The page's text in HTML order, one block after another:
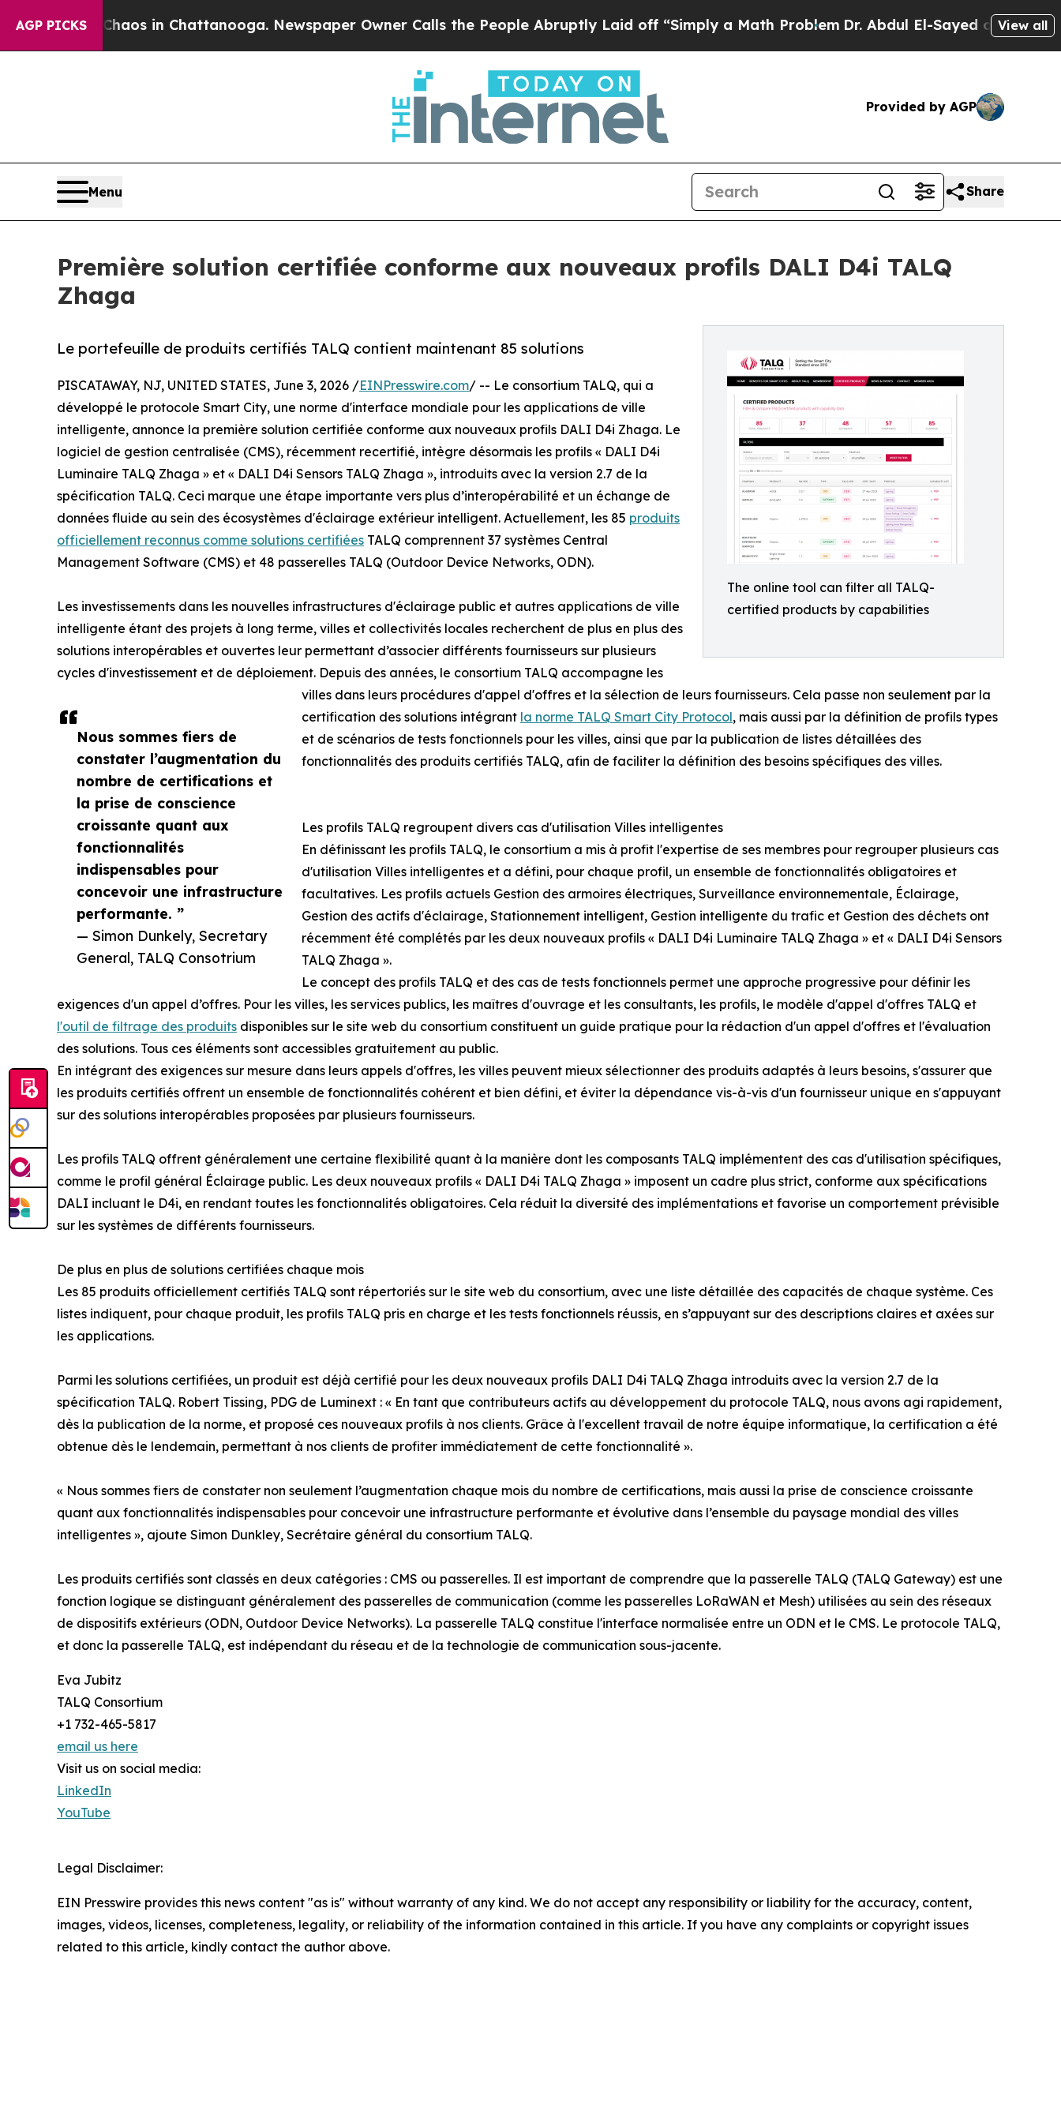
AGP PICKS
Chaos in Chattanooga. Newspaper Owner Calls the People Abruptly Laid off “Simply a Math Problem Dr. Abdul El-Sayed on HistoricView all
Provided by AGP
Menu Share
Première solution certifiée conforme aux nouveaux profils DALI D4i TALQ
Zhaga
The online tool can filter all TALQ-
certified products by capabilities
Le portefeuille de produits certifiés TALQ contient maintenant 85 solutions
Nous sommes fiers de
constater l’augmentation du
nombre de certifications et
la prise de conscience
croissante quant aux
fonctionnalités
indispensables pour
concevoir une infrastructure
performante. ”
— Simon Dunkely, Secretary
General, TALQ Consotrium
PISCATAWAY, NJ, UNITED STATES, June 3, 2026 /EINPresswire.com/ -- Le consortium TALQ, qui a
développé le protocole Smart City, une norme d'interface mondiale pour les applications de ville
intelligente, annonce la première solution certifiée conforme aux nouveaux profils DALI D4i Zhaga. Le
logiciel de gestion centralisée (CMS), récemment recertifié, intègre désormais les profils « DALI D4i
Luminaire TALQ Zhaga » et « DALI D4i Sensors TALQ Zhaga », introduits avec la version 2.7 de la
spécification TALQ. Ceci marque une étape importante vers plus d’interopérabilité et un échange de
données fluide au sein des écosystèmes d'éclairage extérieur intelligent. Actuellement, les 85 produits
officiellement reconnus comme solutions certifiées TALQ comprennent 37 systèmes Central
Management Software (CMS) et 48 passerelles TALQ (Outdoor Device Networks, ODN).
Les investissements dans les nouvelles infrastructures d'éclairage public et autres applications de ville
intelligente étant des projets à long terme, villes et collectivités locales recherchent de plus en plus des
solutions interopérables et ouvertes leur permettant d’associer différents fournisseurs sur plusieurs
cycles d'investissement et de déploiement. Depuis des années, le consortium TALQ accompagne les
villes dans leurs procédures d'appel d'offres et la sélection de leurs fournisseurs. Cela passe non seulement par la
certification des solutions intégrant la norme TALQ Smart City Protocol, mais aussi par la définition de profils types
et de scénarios de tests fonctionnels pour les villes, ainsi que par la publication de listes détaillées des
fonctionnalités des produits certifiés TALQ, afin de faciliter la définition des besoins spécifiques des villes.
Les profils TALQ regroupent divers cas d'utilisation Villes intelligentes
En définissant les profils TALQ, le consortium a mis à profit l'expertise de ses membres pour regrouper plusieurs cas
d'utilisation Villes intelligentes et a défini, pour chaque profil, un ensemble de fonctionnalités obligatoires et
facultatives. Les profils actuels Gestion des armoires électriques, Surveillance environnementale, Éclairage,
Gestion des actifs d'éclairage, Stationnement intelligent, Gestion intelligente du trafic et Gestion des déchets ont
récemment été complétés par les deux nouveaux profils « DALI D4i Luminaire TALQ Zhaga » et « DALI D4i Sensors
TALQ Zhaga ».
Le concept des profils TALQ et des cas de tests fonctionnels permet une approche progressive pour définir les
exigences d'un appel d’offres. Pour les villes, les services publics, les maîtres d'ouvrage et les consultants, les profils, le modèle d'appel d'offres TALQ et
l'outil de filtrage des produits disponibles sur le site web du consortium constituent un guide pratique pour la rédaction d'un appel d'offres et l'évaluation
des solutions. Tous ces éléments sont accessibles gratuitement au public.
En intégrant des exigences sur mesure dans leurs appels d'offres, les villes peuvent mieux sélectionner des produits adaptés à leurs besoins, s'assurer que
les produits certifiés offrent un ensemble de fonctionnalités cohérent et bien défini, et éviter la dépendance vis-à-vis d'un fournisseur unique en s'appuyant
sur des solutions interopérables proposées par plusieurs fournisseurs.
Les profils TALQ offrent généralement une certaine flexibilité quant à la manière dont les composants TALQ implémentent des cas d'utilisation spécifiques,
comme le profil général Éclairage public. Les deux nouveaux profils « DALI D4i TALQ Zhaga » imposent un cadre plus strict, conforme aux spécifications
DALI incluant le D4i, en rendant toutes les fonctionnalités obligatoires. Cela réduit la diversité des implémentations et favorise un comportement prévisible
sur les systèmes de différents fournisseurs.
De plus en plus de solutions certifiées chaque mois
Les 85 produits officiellement certifiés TALQ sont répertoriés sur le site web du consortium, avec une liste détaillée des capacités de chaque système. Ces
listes indiquent, pour chaque produit, les profils TALQ pris en charge et les tests fonctionnels réussis, en s’appuyant sur des descriptions claires et axées sur
les applications.
Parmi les solutions certifiées, un produit est déjà certifié pour les deux nouveaux profils DALI D4i TALQ Zhaga introduits avec la version 2.7 de la
spécification TALQ. Robert Tissing, PDG de Luminext : « En tant que contributeurs actifs au développement du protocole TALQ, nous avons agi rapidement,
dès la publication de la norme, et proposé ces nouveaux profils à nos clients. Grâce à l'excellent travail de notre équipe informatique, la certification a été
obtenue dès le lendemain, permettant à nos clients de profiter immédiatement de cette fonctionnalité ».
« Nous sommes fiers de constater non seulement l’augmentation chaque mois du nombre de certifications, mais aussi la prise de conscience croissante
quant aux fonctionnalités indispensables pour concevoir une infrastructure performante et évolutive dans l’ensemble du paysage mondial des villes
intelligentes », ajoute Simon Dunkley, Secrétaire général du consortium TALQ.
Les produits certifiés sont classés en deux catégories : CMS ou passerelles. Il est important de comprendre que la passerelle TALQ (TALQ Gateway) est une
fonction logique se distinguant généralement des passerelles de communication (comme les passerelles LoRaWAN et Mesh) utilisées au sein des réseaux
de dispositifs extérieurs (ODN, Outdoor Device Networks). La passerelle TALQ constitue l'interface normalisée entre un ODN et le CMS. Le protocole TALQ,
et donc la passerelle TALQ, est indépendant du réseau et de la technologie de communication sous-jacente.
Eva Jubitz
TALQ Consortium
+1 732-465-5817
email us here
Visit us on social media:
LinkedIn
YouTube
Legal Disclaimer:
EIN Presswire provides this news content "as is" without warranty of any kind. We do not accept any responsibility or liability for the accuracy, content,
images, videos, licenses, completeness, legality, or reliability of the information contained in this article. If you have any complaints or copyright issues
related to this article, kindly contact the author above.